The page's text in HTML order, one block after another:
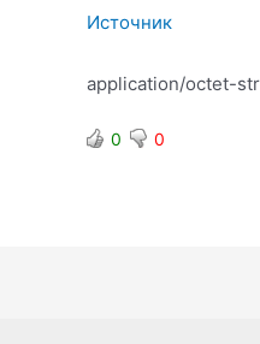
Источник
application/octet-
0 0